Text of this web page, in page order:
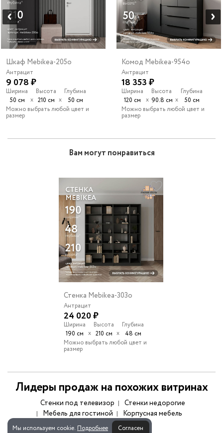
Мы используем cookie. Подробнее Согласен
Шкаф Mebikea-205o
Антрацит
9 078 ₽
Ширина
50 см
х
Высота
210 см х
Глубина
50 см
Можно выбрать любой цвет и
размер
Комод Mebikea-954o
Антрацит
18 353 ₽
Ширина
120 см
х
Высота
90.8 см х
Глубина
50 см
Можно выбрать любой цвет и
размер
Вам могут понравиться
Стенка Mebikea-303o
Антрацит
24 020 ₽
Ширина
190 см х
Высота
210 см х
Глубина
48 см
Можно выбрать любой цвет и
размер
Лидеры продаж на похожих витринах
Стенки под телевизор
Стенки недорогие
Мебель для гостиной
Корпусная мебель